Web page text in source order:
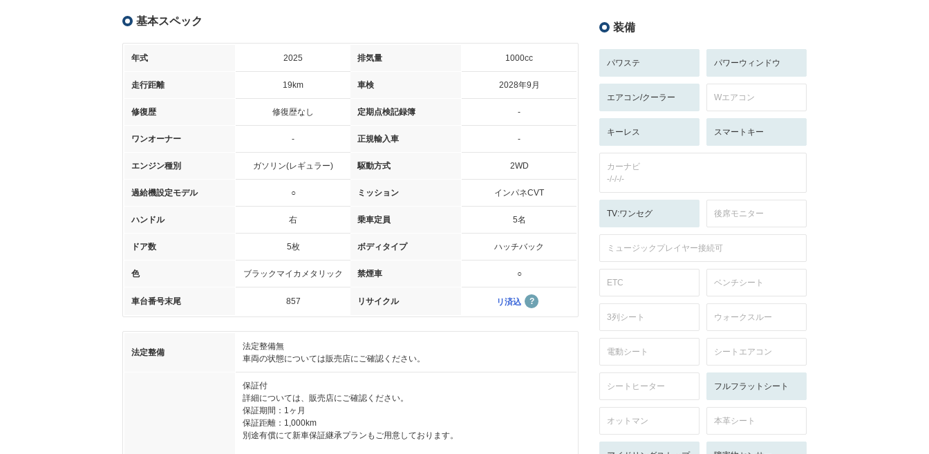
基本スペック
年式 2025 排気量 1000cc
走行距離 19km 車検 2028年9月
修復歴 修復歴なし 定期点検記録簿 -
ワンオーナー - 正規輸入車 -
エンジン種別 ガソリン(レギュラー) 駆動方式 2WD
過給機設定モデル ○ ミッション インパネCVT
ハンドル 右 乗車定員 5名
ドア数 5枚 ボディタイプ ハッチバック
色 ブラックマイカメタリック 禁煙車 ○
車台番号末尾 857 リサイクル リ済込
法定整備
法定整備無
車両の状態については販売店にご確認ください。
保証付
詳細については、販売店にご確認ください。
保証期間：1ヶ月
保証距離：1,000km
別途有償にて新車保証継承プランもご用意しております。
装備
パワステ パワーウィンドウ
エアコン/クーラー Wエアコン
キーレス スマートキー
カーナビ
-/-/-/-
TV:ワンセグ 後席モニター
ミュージックプレイヤー接続可
ETC ベンチシート
3列シート ウォークスルー
電動シート シートエアコン
シートヒーター フルフラットシート
オットマン 本革シート